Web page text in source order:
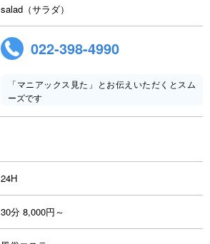
salad（サラダ）
022-398-4990
「マニアックス見た」とお伝えいただくとスム
ーズです
24H
30分 8,000円～